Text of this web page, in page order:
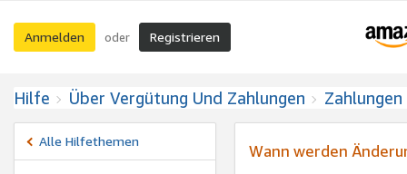
Anmelden oder Registrieren
Hilfe Über Vergütung Und Zahlungen Zahlungen
Alle Hilfethemen
Wann werden